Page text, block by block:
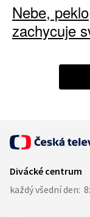
Nebe,
zachycuje